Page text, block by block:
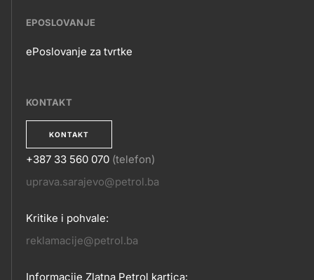
EPOSLOVANJE
ePoslovanje za tvrtke
KONTAKT
KONTAKT
KONTAKT
+387 33 560 070 (telefon)
uprava.sarajevo@petrol.ba
Kritike i pohvale:
reklamacije@petrol.ba
Informacije Zlatna Petrol kartica: